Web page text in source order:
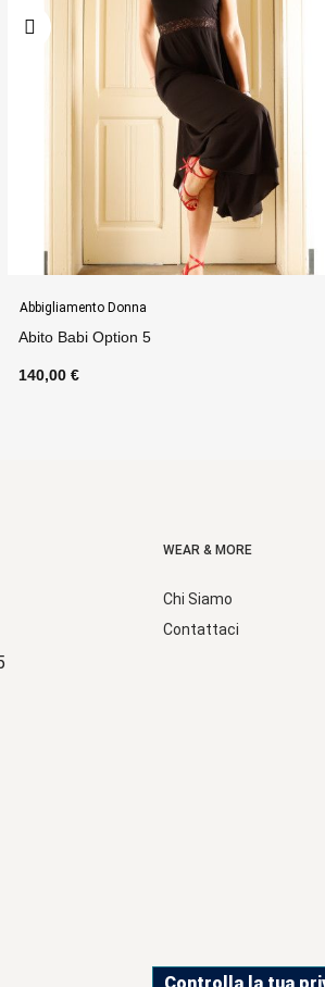
Outlet ROSSASPINA
Top Seline Cuore Maniche Option 41
65,00 € 52,00 €
WEAR & MORE
Chi Siamo
Contattaci